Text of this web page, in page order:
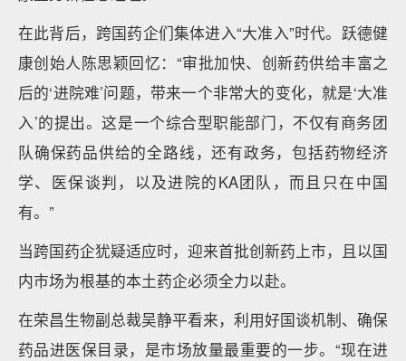
在此背后，跨国药企们集体进入“大准入”时代。跃德健
康创始人陈思颖回忆：“审批加快、创新药供给丰富之
后的‘进院难’问题，带来一个非常大的变化，就是‘大准
入’的提出。这是一个综合型职能部门，不仅有商务团
队确保药品供给的全路线，还有政务，包括药物经济
学、医保谈判，以及进院的KA团队，而且只在中国
有。”
当跨国药企犹疑适应时，迎来首批创新药上市，且以国
内市场为根基的本土药企必须全力以赴。
在荣昌生物副总裁吴静平看来，利用好国谈机制、确保
药品进医保目录，是市场放量最重要的一步。“现在进